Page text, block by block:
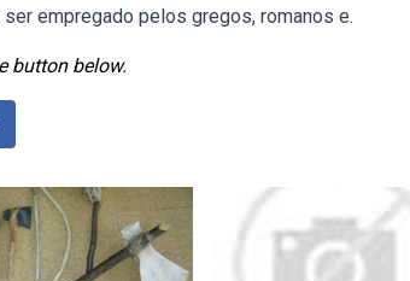
empregado pelos gregos, romanos e.
button below.